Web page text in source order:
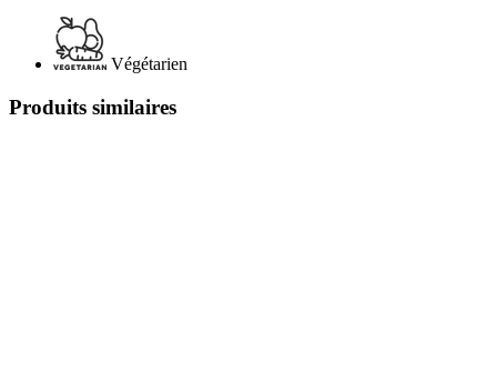
Végétarien
Produits similaires